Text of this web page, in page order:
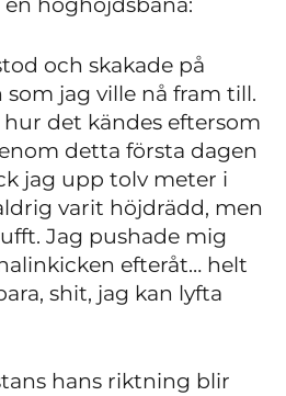
höghöjdsbana:
och skakade på
jag ville nå fram till.
hur det kändes eftersom
detta första dagen
jag upp tolv meter i
varit höjdrädd, men
Jag pushade mig
efteråt… helt
shit, jag kan lyfta
hans riktning blir